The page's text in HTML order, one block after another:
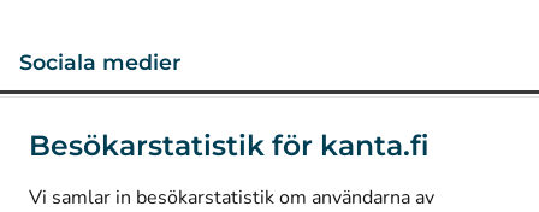
Besökarstatistik för kanta.fi
Vi samlar in besökarstatistik om användarna av
Sociala medier
LinkedIn(Avautuu uuteen välilehteen)
Facebook
Avautuu uuteen välilehteen)